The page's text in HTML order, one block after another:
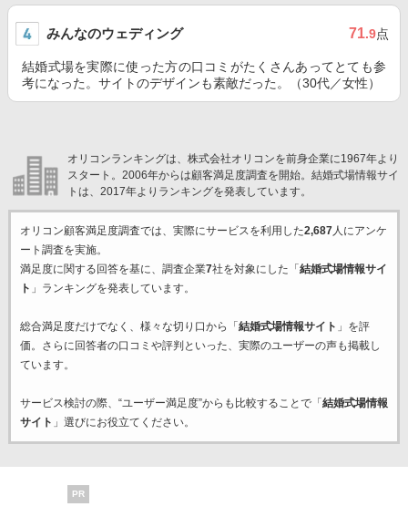
みんなのウェディング 71.9点
結婚式場を実際に使った方の口コミがたくさんあってとても参
考になった。サイトのデザインも素敵だった。（30代／女性）
オリコンランキングは、株式会社オリコンを前身企業に1967年より
スタート。2006年からは顧客満足度調査を開始。結婚式場情報サイ
トは、2017年よりランキングを発表しています。
オリコン顧客満足度調査では、実際にサービスを利用した2,687人にアンケ
ート調査を実施。
満足度に関する回答を基に、調査企業7社を対象にした「 結婚式場情報サイ
ト 」ランキングを発表しています。
総合満足度だけでなく、様々な切り口から「 結婚式場情報サイト 」を評
価。さらに回答者の口コミや評判といった、実際のユーザーの声も掲載し
ています。
サービス検討の際、“ユーザー満足度”からも比較することで「 結婚式場情報
サイト 」選びにお役立てください。
PR